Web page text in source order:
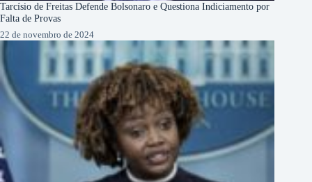
Tarcísio de Freitas Defende Bolsonaro e Questiona Indiciamento por
Falta de Provas
22 de novembro de 2024